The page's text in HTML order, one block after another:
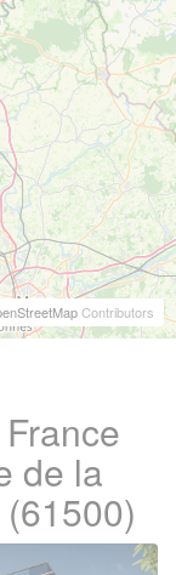
Contributors
de la